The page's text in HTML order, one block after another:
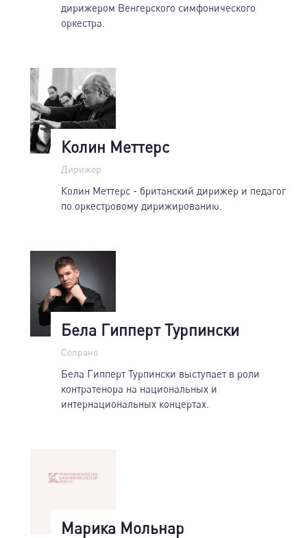
дирижером Венгерского симфонического
оркестра.
Колин Меттерс
Дирижер
Колин Меттерс - британский дирижер и педагог
по оркестровому дирижированию.
Бела Гипперт Турпински
Сопрано
Бела Гипперт Турпински выступает в роли
контратенора на национальных и
интернациональных концертах.
Марика Мольнар